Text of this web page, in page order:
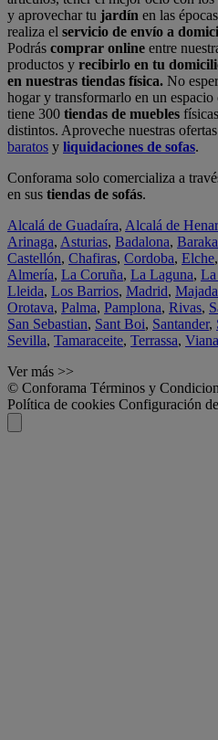
y aprovechar tu jardín en las
realiza el servicio de envío a
Podrás comprar online entre
productos y recibirlo en tu
en nuestras tiendas física. No
hogar y transformarlo en un
tiene 300 tiendas de muebles
distintos. Aproveche nuestras
baratos y liquidaciones de sofas.
Conforama solo comercializa a
en sus tiendas de sofás.
Alcalá de Guadaíra, Alcalá de
Arinaga, Asturias, Badalona,
Castellón, Chafiras, Cordoba, Elche,
Almería, La Coruña, La Laguna, La
Lleida, Los Barrios, Madrid,
Orotava, Palma, Pamplona, Rivas,
San Sebastian, Sant Boi, Santander,
Sevilla, Tamaraceite, Terrassa, Viana
Ver más >>
© Conforama Términos y
Política de cookies Configuración